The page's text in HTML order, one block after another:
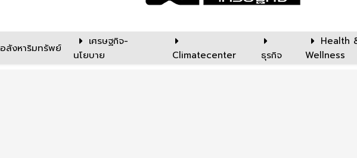
อสังหาริมทรัพย์
เศรษฐกิจ-
นโยบาย
Climatecenter ธุรกิจ
Health
Wellness